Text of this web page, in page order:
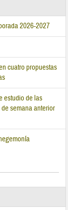
2026-2027
cuatro propuestas
estudio de las
semana anterior